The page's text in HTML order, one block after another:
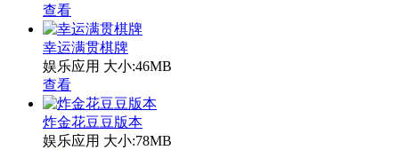
查看
幸运满贯棋牌
娱乐应用 大小:46MB
查看
炸金花豆豆版本
娱乐应用 大小:78MB